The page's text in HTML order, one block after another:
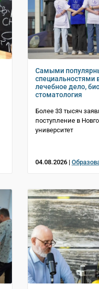
Самыми
специальностями
лечебное дело,
стоматология
Более 33 тысяч
поступление в
университет
04.08.2026 |